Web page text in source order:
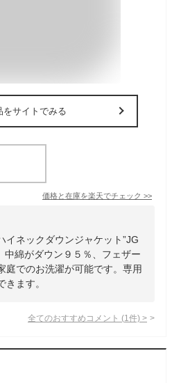
をサイトでみる
価格と在庫を楽天でチェック >>
イネックダウンジャケット”JG
綿がダウン９５％、フェザー
庭でのお洗濯が可能です。専用
ます。
全てのおすすめコメント (1 件) >